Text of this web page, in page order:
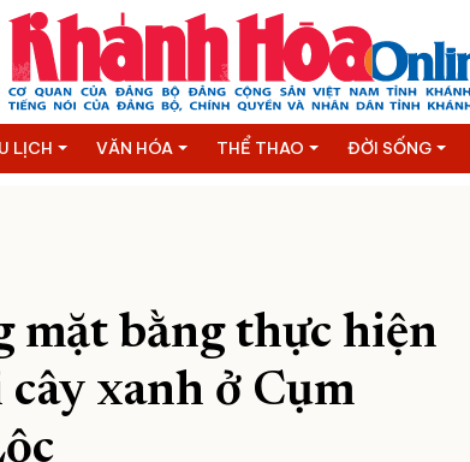
LỊCH VĂN HÓA THỂ THAO ĐỜI SỐNG
mặt bằng thực hiện
xanh ở Cụm